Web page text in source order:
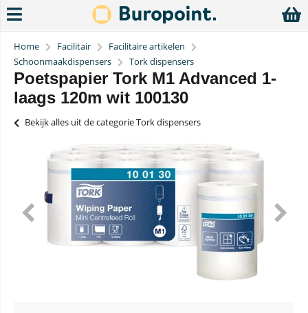
Home Facilitair
Facilitaire artikelen
Schoonmaakdispensers
Tork dispensers
Poetspapier Tork M1 Advanced 1-
laags 120m wit 100130
Bekijk alles uit de categorie Tork dispensers